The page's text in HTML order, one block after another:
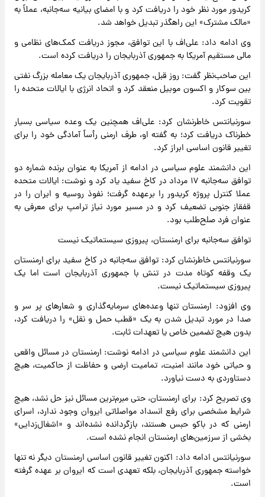
کریدور مورد نظر خود را دریافت کرد و با امضای بیانیه سه‌جانبه، عملاً به
«مالک مشترک» این راهگذر تبدیل خواهد شد.
وی ادامه داد: علی‌اف با این توافق، مجوز دریافت کمک‌های نظامی و
مالی مستقیم آمریکا به جمهوری آذربایجان را دریافت کرده است.
این صاحب‌نظر گفت: روز قبل، جمهوری آذربایجان یک معامله بزرگ نفتی
بین سوکار و اکسون موبیل منعقد کرد و اتحاد انرژی با ایالات متحده را
تقویت کرد.
سورنیانتس خاطرنشان کرد:‌ علی‌اف همچنین یک وعده سیاسی بسیار
خطرناک دریافت کرد؛ به گفته او، طرف ارمنی رأساً آمادگی خود را برای
تغییر قانون اساسی ابراز کرد.
این دانشمند علوم سیاسی در ادامه از آمریکا به عنوان برنده شماره دو
توافق سه‌جانبه ۱۷ مرداد در کاخ سفید یاد کرد و نوشت:‌ ایالات متحده
عملا کنترل پروژه کریدور را برعهده گرفت؛ نفوذ روسیه و ایران را در
قفقاز جنوبی تضعیف کرد و در مسیر مورد نیاز ترامپ برای معرفی به
عنوان فرد صلح‌طلب بود.
توافق سه‌جانبه برای ارمنستان، پیروزی سیستماتیک نیست
سورنیانتس خاطرنشان کرد:‌ توافق سه‌جانبه در کاخ سفید برای ارمنستان
یک وقفه کوتاه مدت در تنش با جمهوری آذربایجان است اما یک
پیروزی سیستماتیک نیست.
وی افزود:‌ ارمنستان تنها وعده‌های سرمایه‌گذاری و شعارهای پر سر و
صدا در مورد تبدیل شدن به یک «قطب حمل و نقل» را دریافت کرد،
بدون هیچ تضمین خاص یا تعهدات ثابت.
این دانشمند علوم سیاسی در ادامه نوشت: ارمنستان در مسائل واقعی
و حیاتی خود مانند امنیت، تمامیت ارضی و حفاظت از حاکمیت، هیچ
دستاوردی به دست نیاورد.
وی تصریح کرد:‌ برای ارمنستان،‌ حتی مبرم‌ترین مسائل نیز حل نشد، هیچ
شرایط مشخصی برای رفع انسداد مواصلاتی ایروان وجود ندارد، اسرای
ارمنی که در باکو حبس هستند، بازگردانده نشده‌اند و «اشغال‌زدایی»
بخشی از سرزمین‌های ارمنستان انجام نشده است.
سورنیانتس ادامه داد: اکنون تغییر قانون اساسی ارمنستان دیگر نه تنها
خواسته جمهوری آذربایجان، بلکه تعهدی است که ایروان بر عهده گرفته
است.